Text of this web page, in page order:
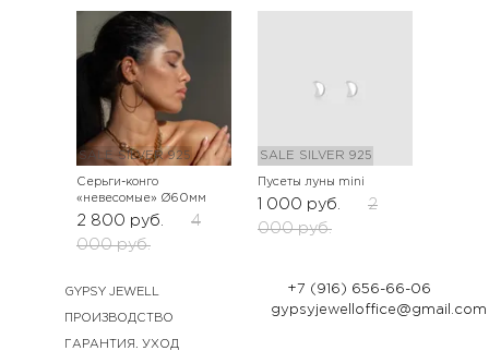
SALE SILVER 925
Серьги-конго
«невесомые» Ø60мм
2 800 руб.
4
000 руб.
SALE SILVER 925
Пусеты луны mini
1 000 руб.
2
000 руб.
GYPSY JEWELL
ПРОИЗВОДСТВО
ГАРАНТИЯ. УХОД
+7 (916) 656-66-06
gypsyjewelloffice@gmail.com